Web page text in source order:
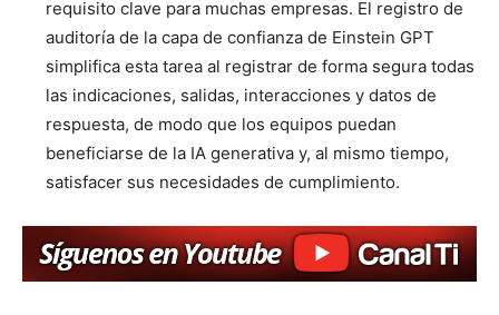
requisito clave para muchas empresas. El registro de
auditoría de la capa de confianza de Einstein GPT
simplifica esta tarea al registrar de forma segura todas
las indicaciones, salidas, interacciones y datos de
respuesta, de modo que los equipos puedan
beneficiarse de la IA generativa y, al mismo tiempo,
satisfacer sus necesidades de cumplimiento.